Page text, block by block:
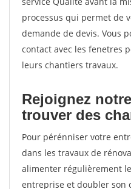
processus qui permet de
demande de devis. Vous
contact avec les fenetres
leurs chantiers travaux.
Rejoignez
trouver des
Pour pérénniser votre
dans les travaux de
alimenter régulièrement
entreprise et doubler son